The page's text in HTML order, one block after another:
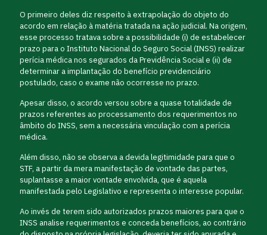
O primeiro deles diz respeito à extrapolação do objeto do
acordo em relação à matéria tratada na ação judicial. Na origem,
esse processo tratava sobre a possibilidade (i) de estabelecer
prazo para o Instituto Nacional do Seguro Social (INSS) realizar
perícia médica nos segurados da Previdência Social e (ii) de
determinar a implantação do benefício previdenciário
postulado, caso o exame não ocorresse no prazo.
Apesar disso, o acordo versou sobre a quase totalidade de
prazos referentes ao processamento dos requerimentos no
âmbito do INSS, sem a necessária vinculação com a perícia
médica.
Além disso, não se observa a devida legitimidade para que o
STF, a partir da mera manifestação de vontade das partes,
suplantasse a maior vontade envolvida, que é aquela
manifestada pelo Legislativo e representa o interesse popular.
Ao invés de terem sido autorizados prazos maiores para que o
INSS analise requerimentos e conceda benefícios, ao contrário